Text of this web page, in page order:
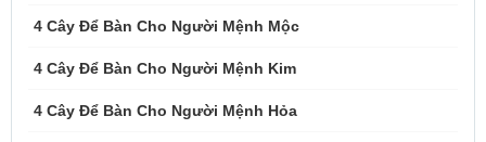
4 Cây Để Bàn Cho Người Mệnh Mộc
4 Cây Để Bàn Cho Người Mệnh Kim
4 Cây Để Bàn Cho Người Mệnh Hỏa